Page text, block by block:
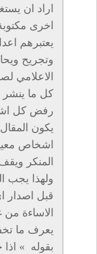
اراد ان
اخرى
يعتبرهم
وتجريح
الاعلامي
كل ما ينشر
رفض كل
يكون
اشخاص
المنكر
ولهذا يجب
قبل اصدار
الاساءة
يعرف ما
بقوله » اذا